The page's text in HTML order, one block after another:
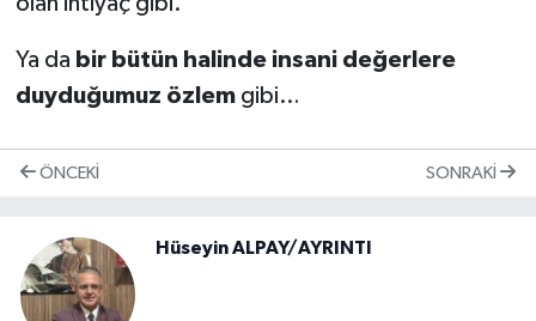
Ya da bir bütün halinde insani değerlere
duyduğumuz özlemgibi…
ÖNCEKI SONRAKI
Hüseyin ALPAY/AYRINTI